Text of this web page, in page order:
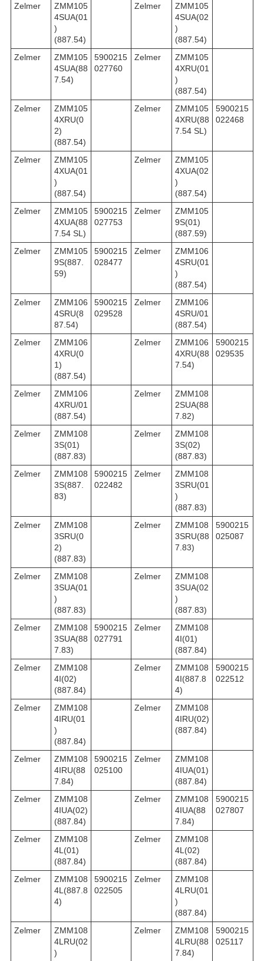
Zelmer
ZMM105
4SUA(01
)
(887.54)
Zelmer
ZMM105
4SUA(02
)
(887.54)
Zelmer
ZMM105
4SUA(88
7.54)
5900215
027760
Zelmer
ZMM105
4XRU(01
)
(887.54)
Zelmer
ZMM105
4XRU(0
2)
(887.54)
Zelmer
ZMM105
4XRU(88
7.54 SL)
5900215
022468
Zelmer
ZMM105
4XUA(01
)
(887.54)
Zelmer
ZMM105
4XUA(02
)
(887.54)
Zelmer
ZMM105
4XUA(88
7.54 SL)
5900215
027753
Zelmer
ZMM105
9S(01)
(887.59)
Zelmer
ZMM105
9S(887.
59)
5900215
028477
Zelmer
ZMM106
4SRU(01
)
(887.54)
Zelmer
ZMM106
4SRU(8
87.54)
5900215
029528
Zelmer
ZMM106
4SRU/01
(887.54)
Zelmer
ZMM106
4XRU(0
1)
(887.54)
Zelmer
ZMM106
4XRU(88
7.54)
5900215
029535
Zelmer
ZMM106
4XRU/01
(887.54)
Zelmer
ZMM108
2SUA(88
7.82)
Zelmer
ZMM108
3S(01)
(887.83)
Zelmer
ZMM108
3S(02)
(887.83)
Zelmer
ZMM108
3S(887.
83)
5900215
022482
Zelmer
ZMM108
3SRU(01
)
(887.83)
Zelmer
ZMM108
3SRU(0
2)
(887.83)
Zelmer
ZMM108
3SRU(88
7.83)
5900215
025087
Zelmer
ZMM108
3SUA(01
)
(887.83)
Zelmer
ZMM108
3SUA(02
)
(887.83)
Zelmer
ZMM108
3SUA(88
7.83)
5900215
027791
Zelmer
ZMM108
4I(01)
(887.84)
Zelmer
ZMM108
4I(02)
(887.84)
Zelmer
ZMM108
4I(887.8
4)
5900215
022512
Zelmer
ZMM108
4IRU(01
)
(887.84)
Zelmer
ZMM108
4IRU(02)
(887.84)
Zelmer
ZMM108
4IRU(88
7.84)
5900215
025100
Zelmer
ZMM108
4IUA(01)
(887.84)
Zelmer
ZMM108
4IUA(02)
(887.84)
Zelmer
ZMM108
4IUA(88
7.84)
5900215
027807
Zelmer
ZMM108
4L(01)
(887.84)
Zelmer
ZMM108
4L(02)
(887.84)
Zelmer
ZMM108
4L(887.8
4)
5900215
022505
Zelmer
ZMM108
4LRU(01
)
(887.84)
Zelmer
ZMM108
4LRU(02
)
Zelmer
ZMM108
4LRU(88
7.84)
5900215
025117